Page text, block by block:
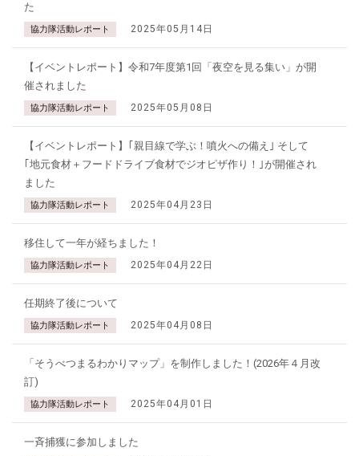
た
協力隊活動レポート 2025年05月14日
【イベントレポート】令和7年度第1回「夜空を見る集い」が開
催されました
協力隊活動レポート 2025年05月08日
【イベントレポート】｢親目線で学ぶ！噴火への備え｣ そして
｢地元食材＋フードドライブ食材でジオピザ作り！｣が開催され
ました
協力隊活動レポート 2025年04月23日
移住して一年が経ちました！
協力隊活動レポート 2025年04月22日
任期終了後について
協力隊活動レポート 2025年04月08日
「そうべつまるわかりマップ」を制作しました！(2026年４月改
訂)
協力隊活動レポート 2025年04月01日
一斉捕獲に参加しました